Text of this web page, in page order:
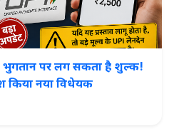
भुगतान पर लग सकता है शुल्क!
किया नया विधेयक